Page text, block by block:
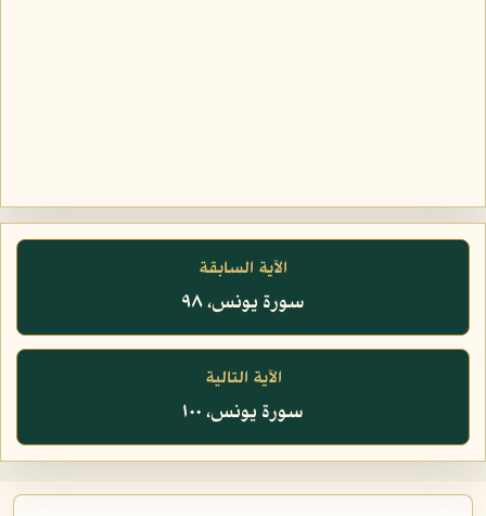
الآية السابقة
سورة يونس، ٩٨
الآية التالية
سورة يونس، ١٠٠